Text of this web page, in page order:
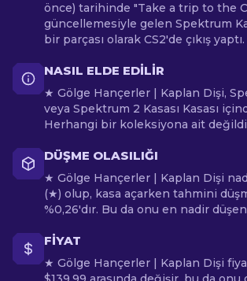
önce) tarihinde "Take a trip to the
güncellemesiyle gelen Spektrum
bir parçası olarak CS2'de çıkış yaptı.
NASIL ELDE EDILIR
★ Gölge Hançerler | Kaplan Dişi,
veya Spektrum 2 Kasası Kasası
Herhangi bir koleksiyona ait
DÜŞME OLASILIĞI
★ Gölge Hançerler | Kaplan Dişi
(★) olup, kasa açarken tahmini
%0,26'dır. Bu da onu en nadir
FIYAT
★ Gölge Hançerler | Kaplan Dişi